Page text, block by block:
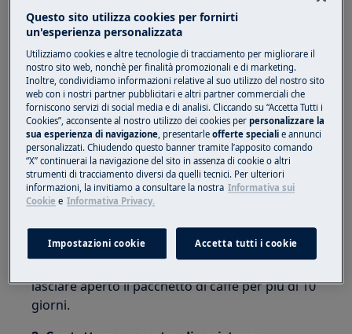
Macchina da caffè integrata
Soluzione:
1. Controllare la macinatura della polvere di
caffè e ripristinare la posizione del pulsante
sulle impostazioni di fabbrica (posizioni 4 e 5).
Nota:ruotare il pulsante solo quando il motore
del macinacaffè è in funzione.
Seleziona con un clic alla volta fino a quando il
caffè è come lo desideri. L'effetto non sarà
visibile fino a quando non saranno state
lasciare aperto il pacchetto di caffè per più di 10
giorni.
Questo sito utilizza cookies per fornirti
un'esperienza personalizzata
Utilizziamo cookies e altre tecnologie di tracciamento per migliorare il
nostro sito web, nonchè per finalità promozionali e di marketing.
Inoltre, condividiamo informazioni relative al suo utilizzo del nostro sito
web con i nostri partner pubblicitari e altri partner commerciali che
forniscono servizi di social media e di analisi. Cliccando su “Accetta Tutti i
Cookies”, acconsente al nostro utilizzo dei cookies perpersonalizzare la
sua esperienza di navigazione, presentarleofferte speciali e annunci
personalizzati. Chiudendo questo banner tramite l’apposito comando
“X” continuerai la navigazione del sito in assenza di cookie o altri
strumenti di tracciamento diversi da quelli tecnici. Per ulteriori
informazioni, la invitiamo a consultare la nostra Informativa sui
Cookie e Informativa Privacy.
Impostazioni cookie Accetta tutti i cookie